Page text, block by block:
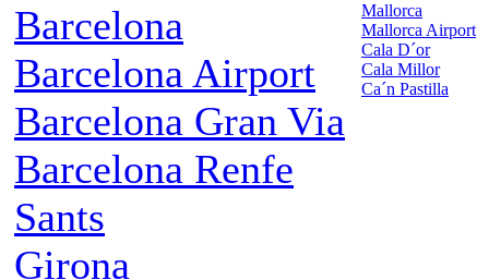
Barcelona
Barcelona Airport
Barcelona Gran Via
Barcelona Renfe
Sants
Girona
Mallorca
Mallorca Airport
Cala D´or
Cala Millor
Ca´n Pastilla